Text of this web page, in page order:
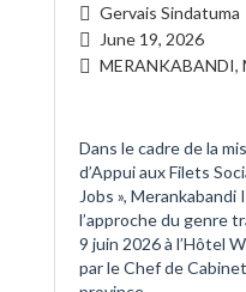
Gervais Sindatuma
June 19, 2026
MERANKABANDI,
Dans le cadre de la
d’Appui aux Filets
Jobs »,
l’approche du genre
9 juin 2026 à l’Hôtel
par le Chef de